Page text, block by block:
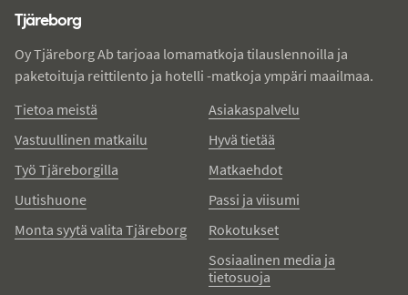
Tjäreborg
Oy Tjäreborg Ab tarjoaa lomamatkoja tilauslennoilla ja
paketoituja reittilento ja hotelli -matkoja ympäri maailmaa.
Tietoa meistä
Vastuullinen matkailu
Työ Tjäreborgilla
Uutishuone
Monta syytä valita Tjäreborg
Asiakaspalvelu
Hyvä tietää
Matkaehdot
Passi ja viisumi
Rokotukset
Sosiaalinen media ja
tietosuoja